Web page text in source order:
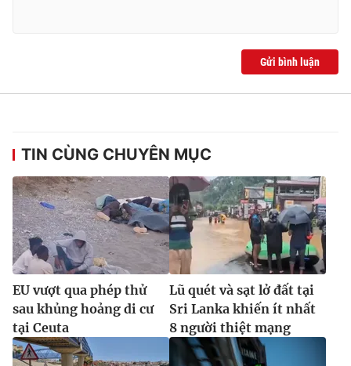
® Cấm sao chép dưới mọi hình thức nếu không có sự chấp
thuận bằng văn bản. Ghi rõ nguồn VTV.vn khi phát hành lại
thông tin từ website này.
Gửi bình luận
TIN CÙNG CHUYÊN MỤC
EU vượt qua phép thử
sau khủng hoảng di cư
tại Ceuta
Lũ quét và sạt lở đất tại
Sri Lanka khiến ít nhất
8 người thiệt mạng